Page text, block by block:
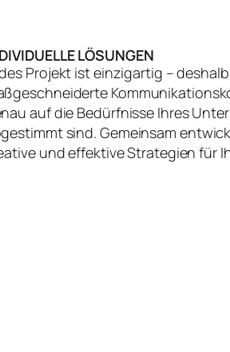
LÖSUNGEN
Projekt ist einzigartig –
auf die Bedürfnisse Ihres
sind. Gemeinsam
und effektive Strategien für